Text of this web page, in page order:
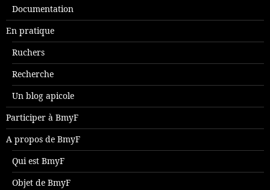
Documentation
En pratique
Ruchers
Recherche
Un blog apicole
Participer à BmyF
A propos de BmyF
Qui est BmyF
Objet de BmyF